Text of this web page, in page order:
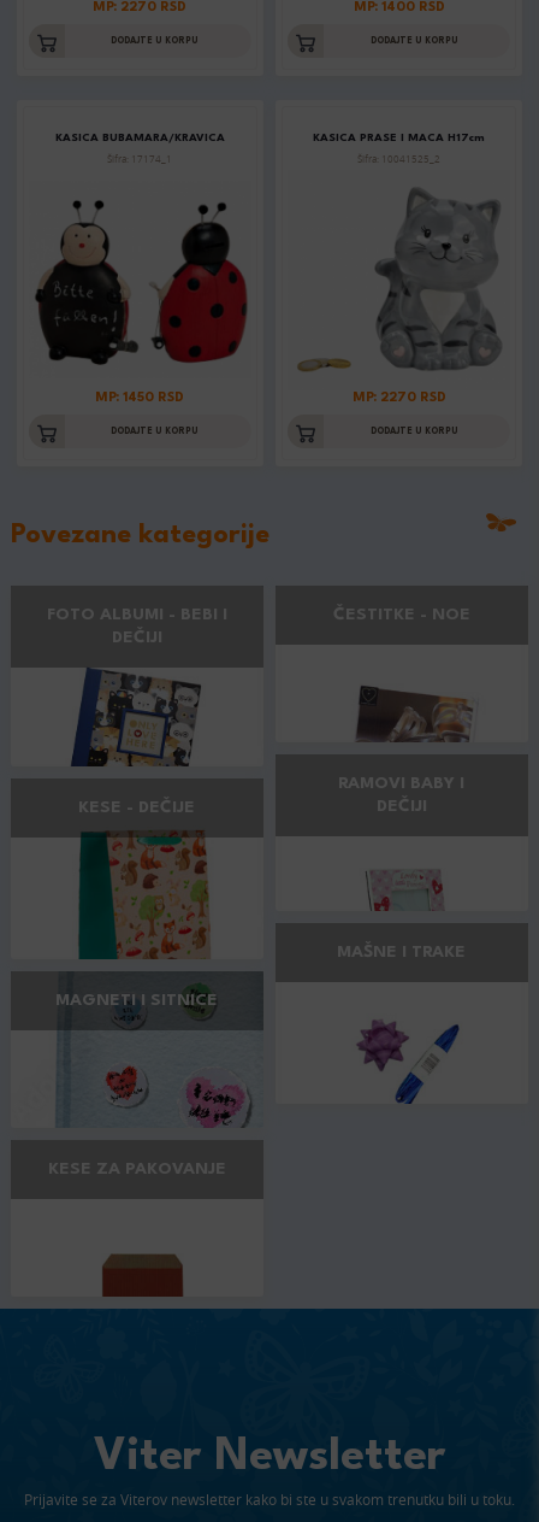
MP: 2270 RSD
DODAJTE U KORPU
MP: 1400 RSD
DODAJTE U KORPU
KASICA BUBAMARA/KRAVICA
Šifra: 17174_1
MP: 1450 RSD
DODAJTE U KORPU
KASICA PRASE I MACA H17cm
Šifra: 10041525_2
MP: 2270 RSD
DODAJTE U KORPU
Povezane kategorije
FOTO ALBUMI - BEBI I
DEČIJI
ČESTITKE - NOE
KESE - DEČIJE
RAMOVI BABY I
DEČIJI
MAGNETI I SITNICE
MAŠNE I TRAKE
KESE ZA PAKOVANJE
Viter Newsletter
Prijavite se za Viterov newsletter kako bi ste u svakom trenutku bili u toku.